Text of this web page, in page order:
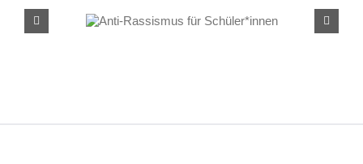
Schüler*innen